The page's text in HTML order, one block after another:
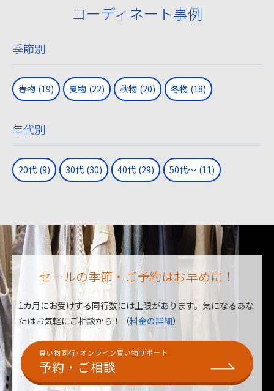
コーディネート事例
季節別
春物(19) 夏物(22) 秋物(20) 冬物(18)
年代別
20代(9) 30代(30) 40代(29) 50代～(11)
セールの季節・ご予約はお早めに！
1カ月にお受けする同行数には上限があります。 気になるあな
たはお気軽にご相談から！（料金の詳細）
買い物同行･オンライン買い物サポート
予約・ご相談